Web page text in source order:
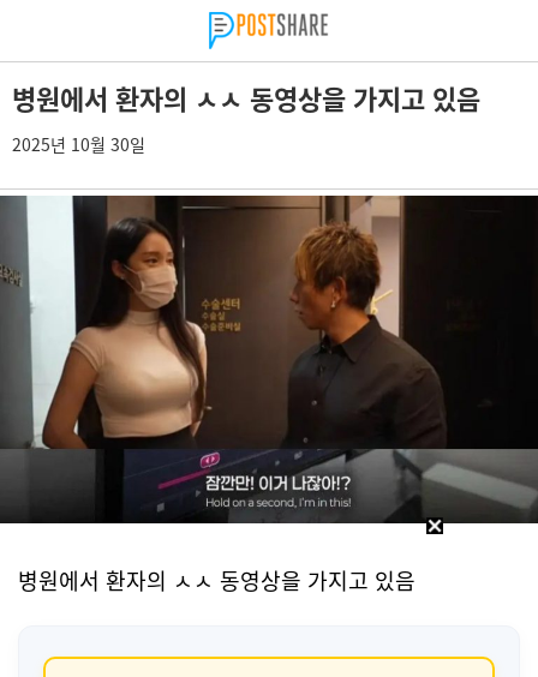
병원에서 환자의 ㅅㅅ 동영상을 가지고 있음
2025년 10월 30일
병원에서 환자의 ㅅㅅ 동영상을 가지고 있음